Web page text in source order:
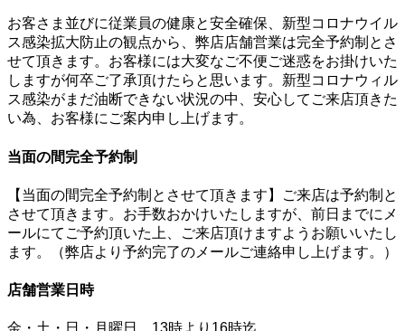
お客さま並びに従業員の健康と安全確保、新型コロナウイル
ス感染拡大防止の観点から、弊店店舗営業は完全予約制とさ
せて頂きます。お客様には大変なご不便ご迷惑をお掛けいた
しますが何卒ご了承頂けたらと思います。新型コロナウィル
ス感染がまだ油断できない状況の中、安心してご来店頂きた
い為、お客様にご案内申し上げます。
当面の間完全予約制
【当面の間完全予約制とさせて頂きます】ご来店は予約制と
させて頂きます。お手数おかけいたしますが、前日までにメ
ールにてご予約頂いた上、ご来店頂けますようお願いいたし
ます。（弊店より予約完了のメールご連絡申し上げます。）
店舗営業日時